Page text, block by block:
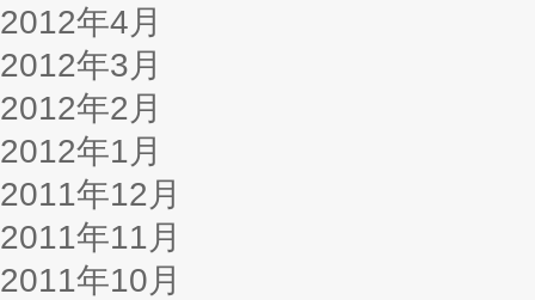
2012年4月
2012年3月
2012年2月
2012年1月
2011年12月
2011年11月
2011年10月